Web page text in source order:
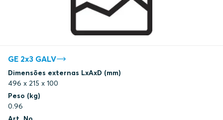
GE 2x3 GALV
Dimensões externas LxAxD (mm)
496 x 215 x 100
Peso (kg)
0.96